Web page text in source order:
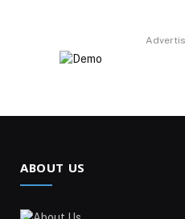
ABOUT US